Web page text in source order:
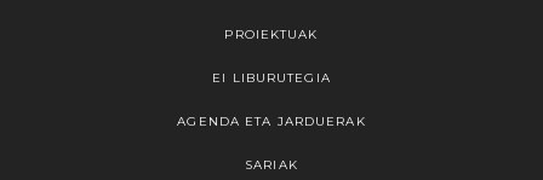
PROIEKTUAK
EI LIBURUTEGIA
AGENDA ETA JARDUERAK
SARIAK